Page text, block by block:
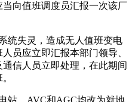
向值班调度员汇报一次该厂
失灵，造成无人值班变电
员应立即汇报本部门领导、
信人员立即处理，在此期间